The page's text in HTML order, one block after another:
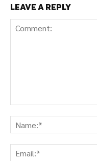
LEAVE A REPLY